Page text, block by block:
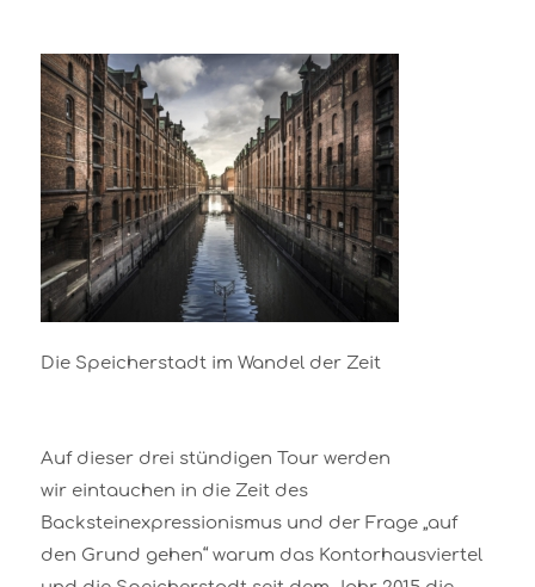
Die Speicherstadt im Wandel der Zeit
Auf dieser drei stündigen Tour werden
wir eintauchen in die Zeit des
Backsteinexpressionismus und der Frage „auf
den Grund gehen“ warum das Kontorhausviertel